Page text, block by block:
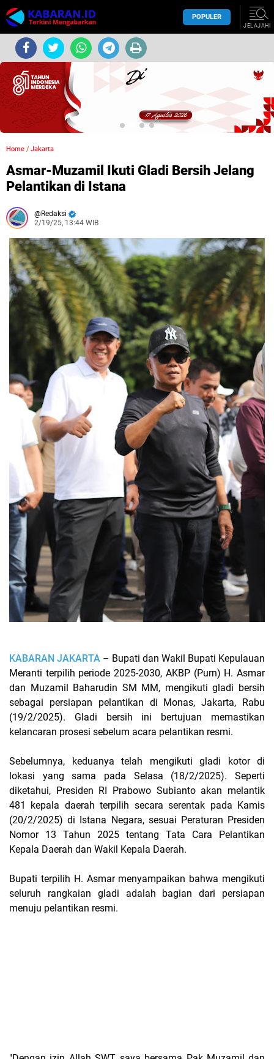
POPULER
JELAJAHI
Home / Jakarta
Asmar-Muzamil Ikuti Gladi Bersih Jelang
Pelantikan di Istana
Redaksi
2/19/25, 13:44 WIB
KABARAN JAKARTA – Bupati dan Wakil Bupati Kepulauan
Meranti terpilih periode 2025-2030, AKBP (Purn) H. Asmar
dan Muzamil Baharudin SM MM, mengikuti gladi bersih
sebagai persiapan pelantikan di Monas, Jakarta, Rabu
(19/2/2025). Gladi bersih ini bertujuan memastikan
kelancaran prosesi sebelum acara pelantikan resmi.
Sebelumnya, keduanya telah mengikuti gladi kotor di
lokasi yang sama pada Selasa (18/2/2025). Seperti
diketahui, Presiden RI Prabowo Subianto akan melantik
481 kepala daerah terpilih secara serentak pada Kamis
(20/2/2025) di Istana Negara, sesuai Peraturan Presiden
Nomor 13 Tahun 2025 tentang Tata Cara Pelantikan
Kepala Daerah dan Wakil Kepala Daerah.
Bupati terpilih H. Asmar menyampaikan bahwa mengikuti
seluruh rangkaian gladi adalah bagian dari persiapan
menuju pelantikan resmi.